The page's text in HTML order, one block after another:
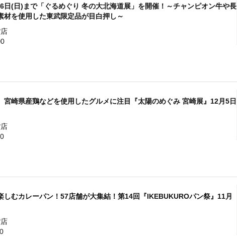
日(日)まで「ぐるめぐり 冬の大北海道展」を開催！～チャンピオン牛や長
材を使用した東武限定品が目白押し～
宮崎県産鶏などを使用したグルメに注目『太陽のめぐみ 宮崎展』12月5日
しむカレーパン！57店舗が大集結！第14回『IKEBUKUROパン祭』11月